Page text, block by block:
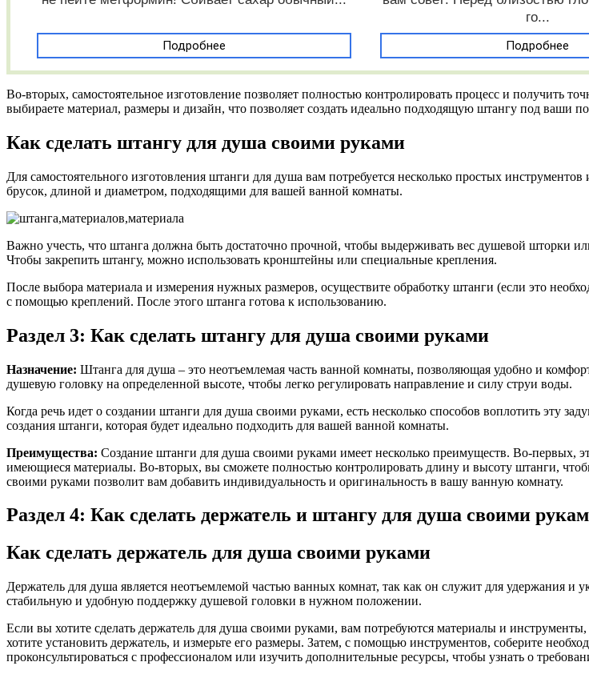
Подробнее
го...
Подробнее
Во-вторых, самостоятельное изготовление позволяет полностью контролировать процесс и получить
выбираете материал, размеры и дизайн, что позволяет создать идеально подходящую штангу под ваши
Как сделать штангу для душа своими руками
Для самостоятельного изготовления штанги для душа вам потребуется несколько простых
брусок, длиной и диаметром, подходящими для вашей ванной комнаты.
Важно учесть, что штанга должна быть достаточно прочной, чтобы выдерживать вес душевой шторки
Чтобы закрепить штангу, можно использовать кронштейны или специальные крепления.
После выбора материала и измерения нужных размеров, осуществите обработку штанги (если это
с помощью креплений. После этого штанга готова к использованию.
Раздел 3: Как сделать штангу для душа своими руками
Назначение: Штанга для душа – это неотъемлемая часть ванной комнаты, позволяющая удобно и
душевую головку на определенной высоте, чтобы легко регулировать направление и силу струи воды.
Когда речь идет о создании штанги для душа своими руками, есть несколько способов воплотить эту
создания штанги, которая будет идеально подходить для вашей ванной комнаты.
Преимущества: Создание штанги для душа своими руками имеет несколько преимуществ. Во-первых,
имеющиеся материалы. Во-вторых, вы сможете полностью контролировать длину и высоту штанги,
своими руками позволит вам добавить индивидуальность и оригинальность в вашу ванную комнату.
Раздел 4: Как сделать держатель и штангу для душа своими
Как сделать держатель для душа своими руками
Держатель для душа является неотъемлемой частью ванных комнат, так как он служит для удержания и
стабильную и удобную поддержку душевой головки в нужном положении.
Если вы хотите сделать держатель для душа своими руками, вам потребуются материалы и
хотите установить держатель, и измерьте его размеры. Затем, с помощью инструментов, соберите
проконсультироваться с профессионалом или изучить дополнительные ресурсы, чтобы узнать о